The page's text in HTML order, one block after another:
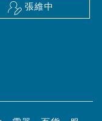
張維中